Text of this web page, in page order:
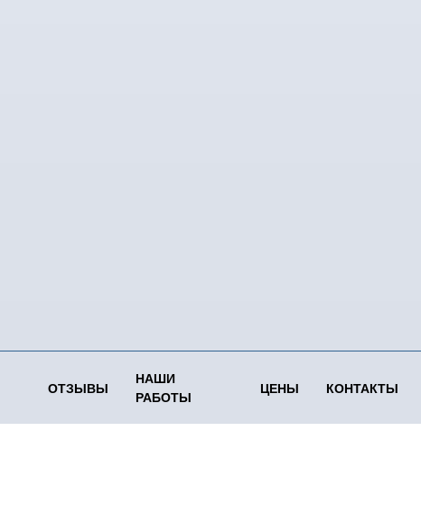
ОТЗЫВЫ
НАШИ
РАБОТЫ
ЦЕНЫ КОНТАКТЫ